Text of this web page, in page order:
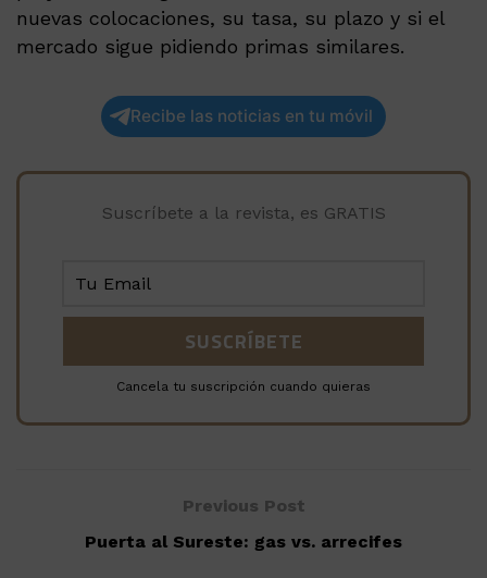
nuevas colocaciones, su tasa, su plazo y si el
mercado sigue pidiendo primas similares.
Recibe las noticias en tu móvil
Suscríbete a la revista, es GRATIS
Cancela tu suscripción cuando quieras
Previous Post
Puerta al Sureste: gas vs. arrecifes